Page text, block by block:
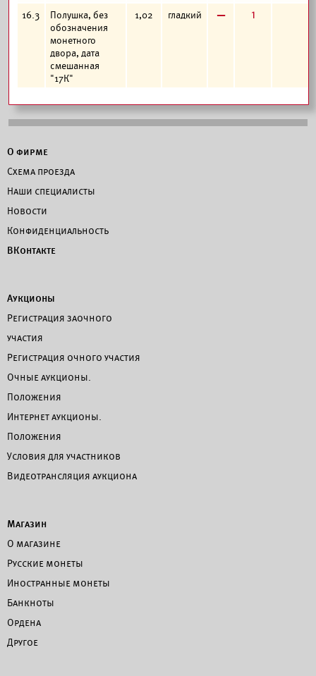
16.3
Полушка, без
обозначения
монетного
двора, дата
смешанная
"17К"
1,02 гладкий в 1
О фирме
Схема проезда
Наши специалисты
Новости
Конфиденциальность
ВКонтакте
Аукционы
Регистрация заочного
участия
Регистрация очного участия
Очные аукционы.
Положения
Интернет аукционы.
Положения
Условия для участников
Видеотрансляция аукциона
Магазин
О магазине
Русские монеты
Иностранные монеты
Банкноты
Ордена
Другое